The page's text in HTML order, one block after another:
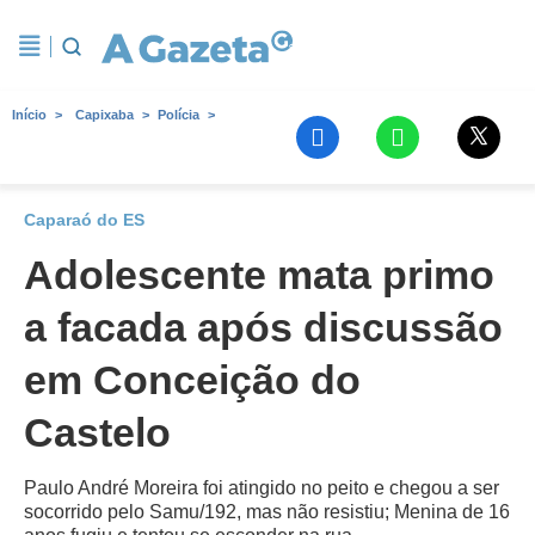
Início Capixaba Polícia
Caparaó do ES
Adolescente mata primo
a facada após discussão
em Conceição do
Castelo
Paulo André Moreira foi atingido no peito e chegou a ser
socorrido pelo Samu/192, mas não resistiu; Menina de 16